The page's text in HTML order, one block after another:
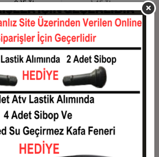
0,15 TL
1,45 TL
0,13 TL
1,46 TL
0,12 TL 1,49 TL
Taksit Tutarı
Toplam Tutar
1,20 TL
1,20 TL
0,60 TL
0,43 TL